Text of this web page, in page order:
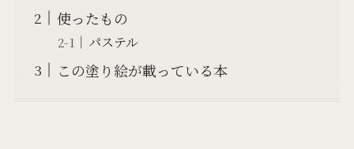
使ったもの
パステル
この塗り絵が載っている本